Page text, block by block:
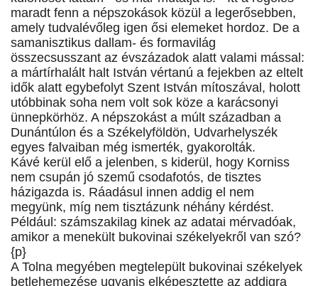
maradt fenn a népszokások közül a legerősebben,
amely tudvalévőleg igen ősi elemeket hordoz. De a
samanisztikus dallam- és formavilág
összecsusszant az évszázadok alatt valami mással:
a mártírhalált halt István vértanú a fejekben az eltelt
idők alatt egybefolyt Szent István mítoszával, holott
utóbbinak soha nem volt sok köze a karácsonyi
ünnepkörhöz. A népszokást a múlt században a
Dunántúlon és a Székelyföldön, Udvarhelyszék
egyes falvaiban még ismerték, gyakorolták.
Kávé kerül elő a jelenben, s kiderül, hogy Korniss
nem csupán jó szemű csodafotós, de tisztes
házigazda is. Ráadásul innen addig el nem
megyünk, míg nem tisztázunk néhány kérdést.
Például: számszakilag kinek az adatai mérvadóak,
amikor a menekült bukovinai székelyekről van szó?
{p}
A Tolna megyében megtelepült bukovinai székelyek
betlehemezése ugyanis elképesztette az addigra